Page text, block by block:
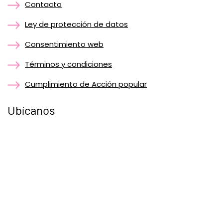
Contacto
Ley de protección de datos
Consentimiento web
Términos y condiciones
Cumplimiento de Acción popular
Ubícanos